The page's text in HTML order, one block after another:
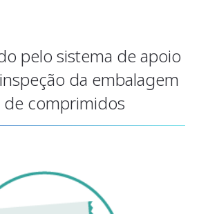
pelo sistema de apoio
da embalagem
comprimidos